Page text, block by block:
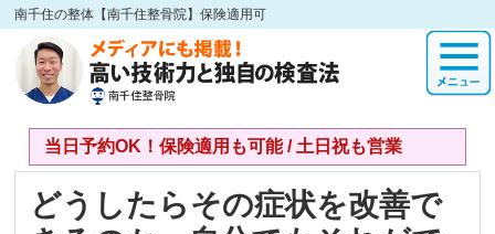
南千住の整体【南千住整骨院】保険適用可
当日予約OK！保険適用も可能 / 土日祝も営業
どうしたらその症状を改善で